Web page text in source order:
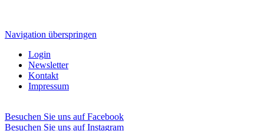
Navigation überspringen
Login
Newsletter
Kontakt
Impressum
Besuchen Sie uns auf Facebook
Besuchen Sie uns auf Instagram